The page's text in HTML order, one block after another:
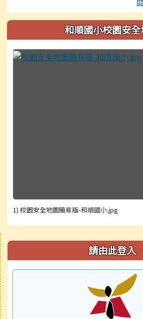
和順國小校園安
1) 校園安全地圖簡易版-和順國小.jpg
右邊區域內容 請由此登入